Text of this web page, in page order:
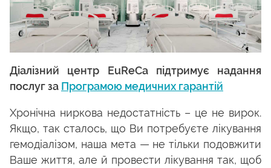
Діалізний центр EuReCa підтримує надання
послуг за Програмою медичних гарантій
Хронічна ниркова недостатність – це не вирок.
Якщо, так сталось, що Ви потребуєте лікування
гемодіалізом, наша мета — не тільки подовжити
Ваше життя, але й провести лікування так, щоб